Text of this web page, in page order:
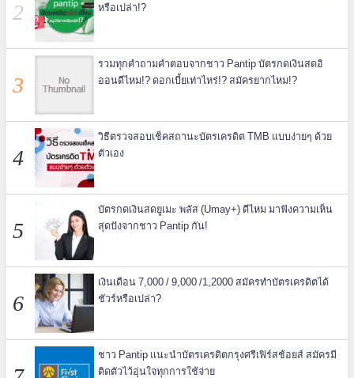
หรือเปล่า!?
รวมทุกคำถามคำตอบจากชาว Pantip บัตรกดเงินสดอิ
ออนดีไหม!? ดอกเบี้ยเท่าไหร่!? สมัครยากไหม!?
วิธีตรวจสอบเช็คสถานะบัตรเครดิต TMB แบบง่ายๆ ด้วย
ตัวเอง
บัตรกดเงินสดยูเมะ พลัส (Umay+) ดีไหม มาฟังความเห็น
สุดปังจากชาว Pantip กัน!
เงินเดือน 7,000 / 9,000 /1,2000 สมัครทำบัตรเครดิตได้
ชัวร์หรือเปล่า?
ชาว Pantip แนะนำบัตรเครดิตกรุงศรีเฟิร์สช้อยส์ สมัครมี
ติดตัวไว้อุ่นใจทุกการใช้จ่าย